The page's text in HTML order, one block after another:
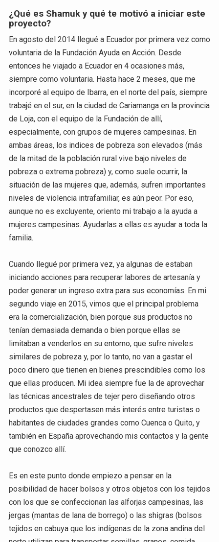
¿Qué es Shamuk y qué te motivó a iniciar este
proyecto?
En agosto del 2014 llegué a Ecuador por primera vez como
voluntaria de la Fundación Ayuda en Acción. Desde
entonces he viajado a Ecuador en 4 ocasiones más,
siempre como voluntaria. Hasta hace 2 meses, que me
incorporé al equipo de Ibarra, en el norte del país, siempre
trabajé en el sur, en la ciudad de Cariamanga en la provincia
de Loja, con el equipo de la Fundación de allí,
especialmente, con grupos de mujeres campesinas. En
ambas áreas, los indices de pobreza son elevados (más
de la mitad de la población rural vive bajo niveles de
pobreza o extrema pobreza) y, como suele ocurrir, la
situación de las mujeres que, además, sufren importantes
niveles de violencia intrafamiliar, es aún peor. Por eso,
aunque no es excluyente, oriento mi trabajo a la ayuda a
mujeres campesinas. Ayudarlas a ellas es ayudar a toda la
familia.
Cuando llegué por primera vez, ya algunas de estaban
iniciando acciones para recuperar labores de artesanía y
poder generar un ingreso extra para sus economías. En mi
segundo viaje en 2015, vimos que el principal problema
era la comercialización, bien porque sus productos no
tenían demasiada demanda o bien porque ellas se
limitaban a venderlos en su entorno, que sufre niveles
similares de pobreza y, por lo tanto, no van a gastar el
poco dinero que tienen en bienes prescindibles como los
que ellas producen. Mi idea siempre fue la de aprovechar
las técnicas ancestrales de tejer pero diseñando otros
productos que despertasen más interés entre turistas o
habitantes de ciudades grandes como Cuenca o Quito, y
también en España aprovechando mis contactos y la gente
que conozco allí.
Es en este punto donde empiezo a pensar en la
posibilidad de hacer bolsos y otros objetos con los tejidos
con los que se confeccionan las alforjas campesinas, las
jergas (mantas de lana de borrego) o las shigras (bolsos
tejidos en cabuya que los indígenas de la zona andina del